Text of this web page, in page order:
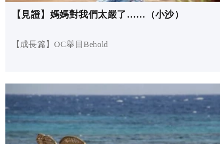
【見證】媽媽對我們太嚴了……（小沙）
【成長篇】OC舉目Behold